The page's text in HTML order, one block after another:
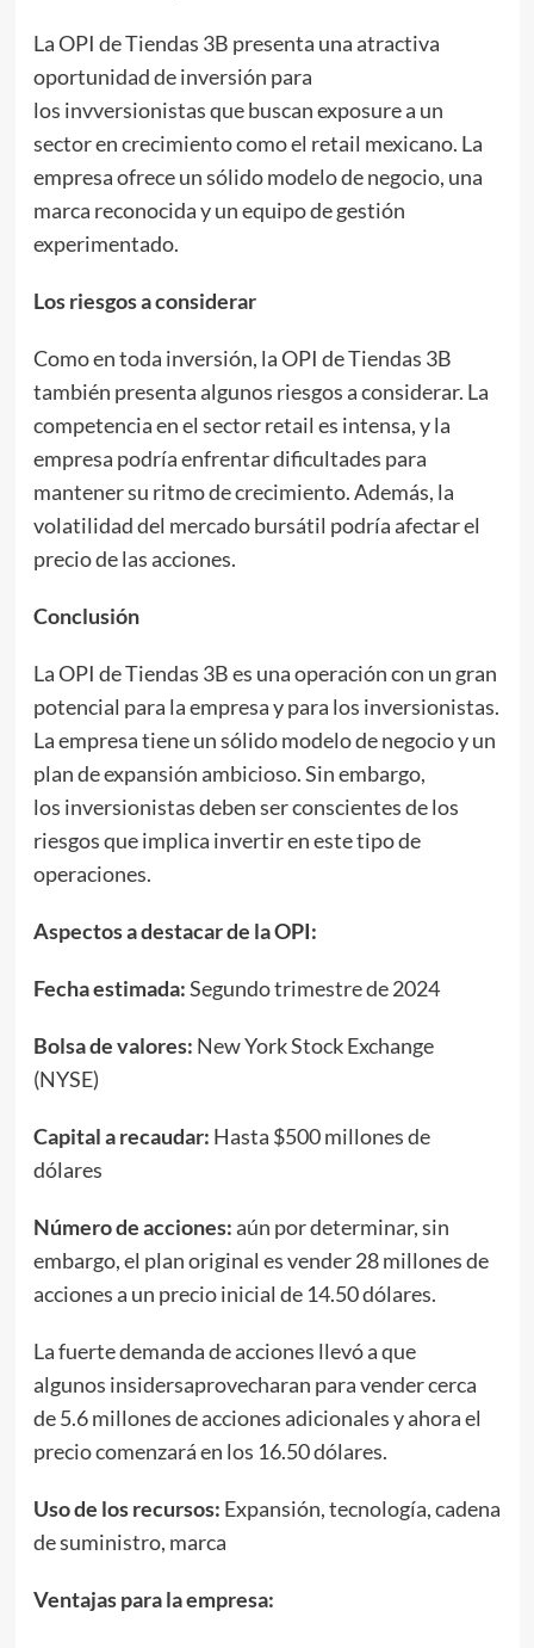
La OPI de Tiendas 3B presenta una atractiva
oportunidad de inversión para
los invversionistas que buscan exposure a un
sector en crecimiento como el retail mexicano. La
empresa ofrece un sólido modelo de negocio, una
marca reconocida y un equipo de gestión
experimentado.
Los riesgos a considerar
Como en toda inversión, la OPI de Tiendas 3B
también presenta algunos riesgos a considerar. La
competencia en el sector retail es intensa, y la
empresa podría enfrentar dificultades para
mantener su ritmo de crecimiento. Además, la
volatilidad del mercado bursátil podría afectar el
precio de las acciones.
Conclusión
La OPI de Tiendas 3B es una operación con un gran
potencial para la empresa y para los inversionistas.
La empresa tiene un sólido modelo de negocio y un
plan de expansión ambicioso. Sin embargo,
los inversionistas deben ser conscientes de los
riesgos que implica invertir en este tipo de
operaciones.
Aspectos a destacarde la OPI:
Fecha estimada:Segundo trimestre de 2024
Bolsa de valores: New York Stock Exchange
(NYSE)
Capital a recaudar: Hasta $500 millones de
dólares
Número de acciones:aún por determinar, sin
embargo, el plan original es vender 28 millones de
acciones a un precio inicial de 14.50 dólares.
La fuerte demanda de acciones llevó a que
algunos insidersaprovecharan para vender cerca
de 5.6 millones de acciones adicionales y ahora el
precio comenzará en los 16.50 dólares.
Uso de los recursos: Expansión, tecnología, cadena
de suministro, marca
Ventajas para la empresa: